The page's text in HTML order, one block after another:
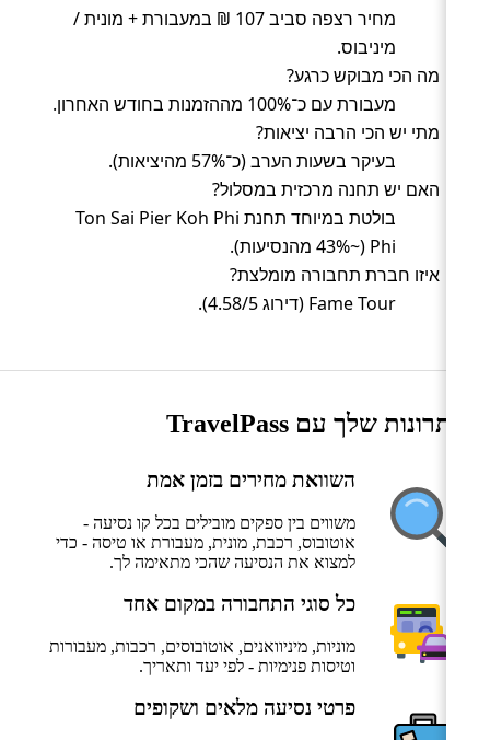
מחיר רצפה סביב 107 ₪ במעבורת + מונית /
מיניבוס.
מה הכי מבוקש כרגע?
מעבורת עם כ־100% מההזמנות בחודש האחרון.
מתי יש הכי הרבה יציאות?
בעיקר בשעות הערב (כ־57% מהיציאות).
האם יש תחנה מרכזית במסלול?
בולטת במיוחד תחנת Ton Sai Pier Koh Phi
Phi (~43% מהנסיעות).
איזו חברת תחבורה מומלצת?
Fame Tour (דירוג 4.58/5).
היתרונות שלך עם TravelPass
השוואת מחירים בזמן אמת
משווים בין ספקים מובילים בכל קו נסיעה -
אוטובוס, רכבת, מונית, מעבורת או טיסה - כדי
למצוא את הנסיעה שהכי מתאימה לך.
כל סוגי התחבורה במקום אחד
מוניות, מיניוואנים, אוטובוסים, רכבות, מעבורות
וטיסות פנימיות - לפי יעד ותאריך.
פרטי נסיעה מלאים ושקופים